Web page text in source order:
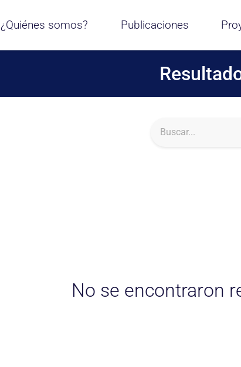
¿Quiénes somos? Publicaciones
No se encontraron